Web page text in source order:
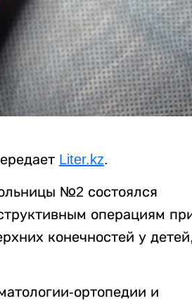
Liter.kz.
№2 состоялся
операциям
конечностей у детей,
ортопедии и